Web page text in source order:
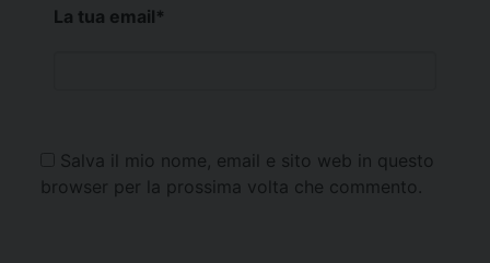
La tua email*
Salva il mio nome, email e sito web in questo
browser per la prossima volta che commento.